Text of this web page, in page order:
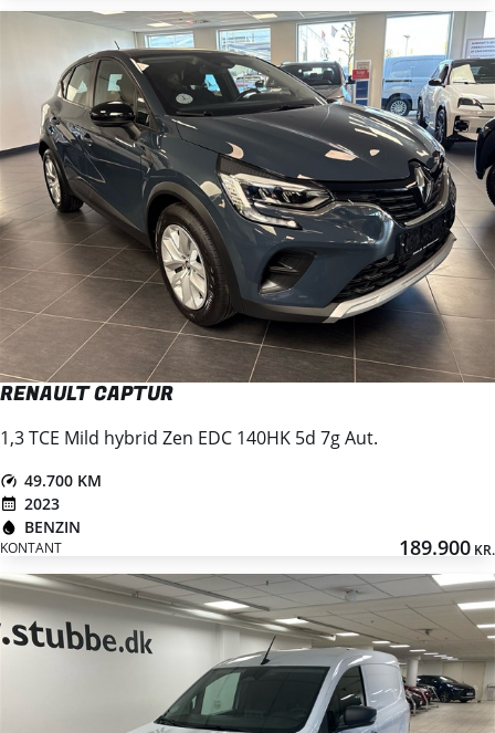
RENAULT CAPTUR
1,3 TCE Mild hybrid Zen EDC 140HK 5d 7g Aut.
49.700 KM
2023
BENZIN
KONTANT 189.900 KR.